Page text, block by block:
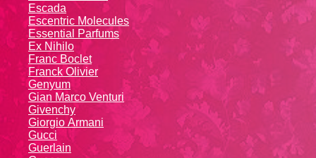
Escada
Escentric Molecules
Essential Parfums
Ex Nihilo
Franc Boclet
Franck Olivier
Genyum
Gian Marco Venturi
Givenchy
Giоrgio Аrmаni
Gucci
Guerlain